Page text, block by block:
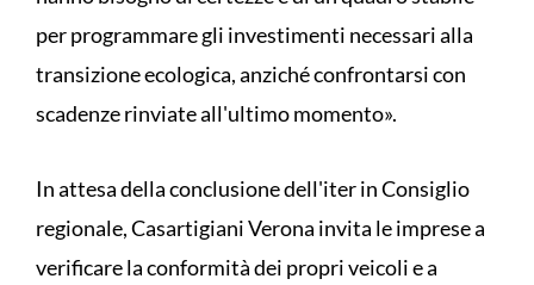
per programmare gli investimenti necessari alla
transizione ecologica, anziché confrontarsi con
scadenze rinviate all'ultimo momento».
In attesa della conclusione dell'iter in Consiglio
regionale, Casartigiani Verona invita le imprese a
verificare la conformità dei propri veicoli e a